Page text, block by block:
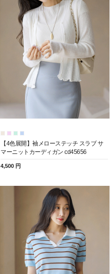
【4色展開】袖メローステッチ スラブ サ
マーニットカーディガン cd45656
4,500 円